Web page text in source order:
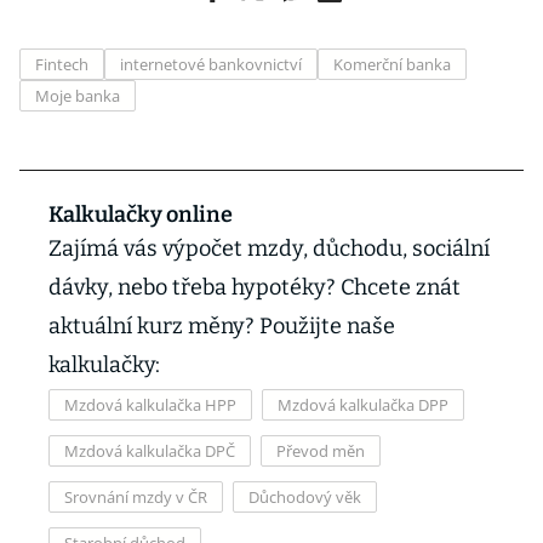
Fintech internetové bankovnictví
Komerční banka
Moje banka
Kalkulačky online
Zajímá vás výpočet mzdy, důchodu, sociální
dávky, nebo třeba hypotéky? Chcete znát
aktuální kurz měny? Použijte naše
kalkulačky:
Mzdová kalkulačka HPP Mzdová kalkulačka DPP
Mzdová kalkulačka DPČ Převod měn
Srovnání mzdy v ČR Důchodový věk